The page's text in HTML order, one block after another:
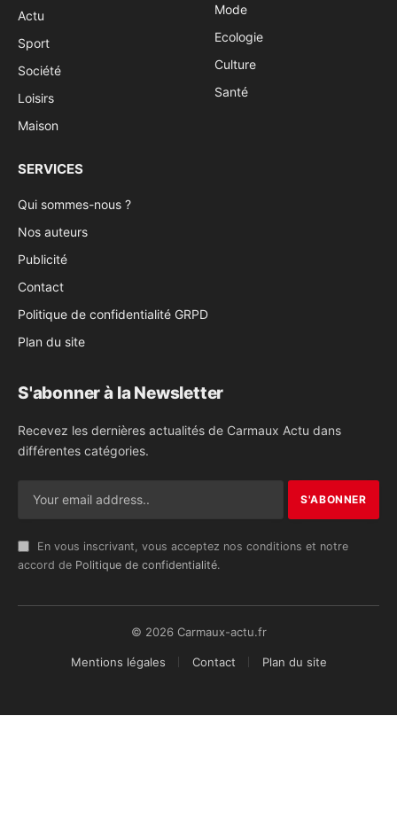
Actu
Sport
Société
Loisirs
Maison
Mode
Ecologie
Culture
Santé
SERVICES
Qui sommes-nous ?
Nos auteurs
Publicité
Contact
Politique de confidentialité GRPD
Plan du site
S'abonner à la Newsletter
Recevez les dernières actualités de Carmaux Actu dans
différentes catégories.
En vous inscrivant, vous acceptez nos conditions et notre
accord de Politique de confidentialité.
© 2026 Carmaux-actu.fr
Mentions légales Contact Plan du site